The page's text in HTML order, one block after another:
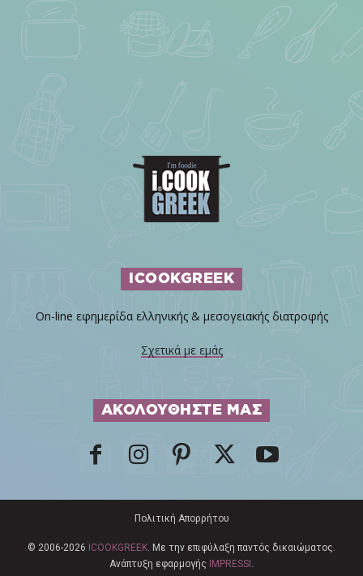
ICOOKGREEK
On-line εφημερίδα ελληνικής & μεσογειακής διατροφής
Σχετικά με εμάς
ΑΚΟΛΟΥΘΗΣΤΕ ΜΑΣ
Πολιτική Απορρήτου
© 2006-2026 ICOOKGREEK. Με την επιφύλαξη παντός δικαιώματος.
Ανάπτυξη εφαρμογής
IMPRESSI .